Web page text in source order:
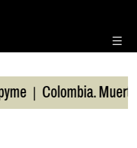
| Colombia. Muertos